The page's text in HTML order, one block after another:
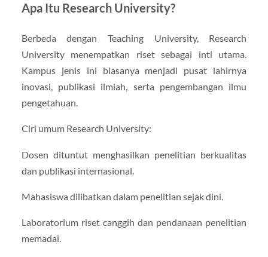
Apa Itu Research University?
Berbeda dengan Teaching University, Research
University menempatkan riset sebagai inti utama.
Kampus jenis ini biasanya menjadi pusat lahirnya
inovasi, publikasi ilmiah, serta pengembangan ilmu
pengetahuan.
Ciri umum Research University:
Dosen dituntut menghasilkan penelitian berkualitas
dan publikasi internasional.
Mahasiswa dilibatkan dalam penelitian sejak dini.
Laboratorium riset canggih dan pendanaan penelitian
memadai.